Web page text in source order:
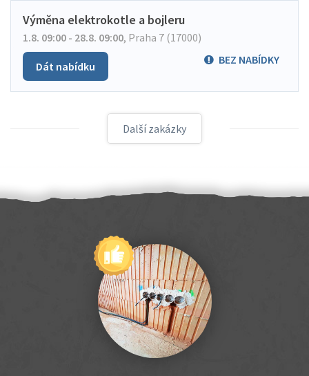
Výměna elektrokotle a bojleru
1.8. 09:00 - 28.8. 09:00, Praha 7 (17000)
BEZ NABÍDKY
Dát nabídku
Další zakázky